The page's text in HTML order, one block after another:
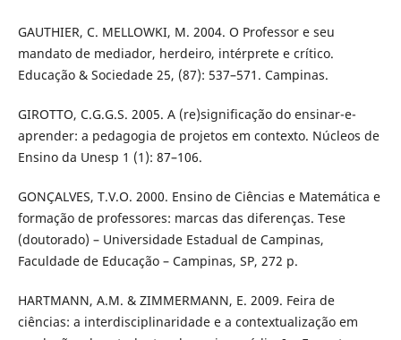
GAUTHIER, C. MELLOWKI, M. 2004. O Professor e seu
mandato de mediador, herdeiro, intérprete e crítico.
Educação & Sociedade 25, (87): 537–571. Campinas.
GIROTTO, C.G.G.S. 2005. A (re)significação do ensinar-e-
aprender: a pedagogia de projetos em contexto. Núcleos de
Ensino da Unesp 1 (1): 87–106.
GONÇALVES, T.V.O. 2000. Ensino de Ciências e Matemática e
formação de professores: marcas das diferenças. Tese
(doutorado) – Universidade Estadual de Campinas,
Faculdade de Educação – Campinas, SP, 272 p.
HARTMANN, A.M. & ZIMMERMANN, E. 2009. Feira de
ciências: a interdisciplinaridade e a contextualização em